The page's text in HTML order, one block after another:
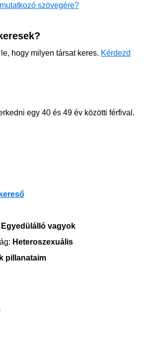
szövegére?
hogy milyen társat keres. Kérdezd
egy 40 és 49 év közötti férfival.
Egyedülálló vagyok
Heteroszexuális
pillanataim